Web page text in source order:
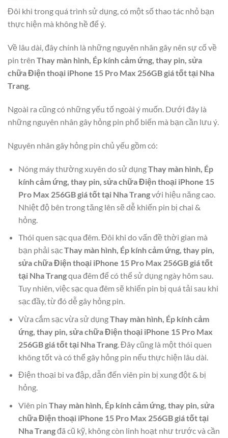
Đôi khi trong quá trình sử dụng, có một số thao tác nhỏ bạn
thực hiện mà không hề để ý.
Về lâu dài, đây chính là những nguyên nhân gây nên sự cố về
pin trên Thay màn hình, Ép kính cảm ứng, thay pin, sửa
chữa Điện thoại iPhone 15 Pro Max 256GB giá tốt tại Nha
Trang.
Ngoài ra cũng có những yếu tố ngoài ý muốn. Dưới đây là
những nguyên nhân gây hỏng pin phổ biến mà bạn cần lưu ý.
Nguyên nhân gây hỏng pin chủ yếu gồm có:
Nóng máy thường xuyên do sử dụngThay màn hình, Ép
kính cảm ứng, thay pin, sửa chữa Điện thoại iPhone 15
Pro Max 256GB giá tốt tại Nha Trangvới hiệu năng cao.
Nhiệt độ bên trong tăng lên sẽ dễ khiến pin bị chai &
hỏng.
Thói quen sạc qua đêm. Đôi khi do vấn đề thời gian mà
bạn phải sạcThay màn hình, Ép kính cảm ứng, thay pin,
sửa chữa Điện thoại iPhone 15 Pro Max 256GB giá tốt
tại Nha Trangqua đêm để có thể sử dụng ngày hôm sau.
Tuy nhiên, việc sạc qua đêm sẽ khiến pin bị quá tải sau khi
sạc đầy, từ đó dễ gây hỏng pin.
Vừa cắm sạc vừa sử dụngThay màn hình, Ép kính cảm
ứng, thay pin, sửa chữa Điện thoại iPhone 15 Pro Max
256GB giá tốt tại Nha Trang. Đây cũng là một thói quen
không tốt và có thể gây hỏng pin nếu thực hiện lâu dài.
Điện thoại bi va đập, dẫn đến viên pin bị xung đột & bị
hỏng.
Viên pin Thay màn hình, Ép kính cảm ứng, thay pin, sửa
chữa Điện thoại iPhone 15 Pro Max 256GB giá tốt tại
Nha Trangđã cũ kỹ, không còn linh hoạt như trước và cần